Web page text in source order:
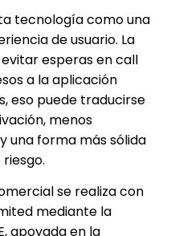
tecnología como una
de usuario. La
esperas en call
a la aplicación
eso puede traducirse
menos
una forma más sólida
se realiza con
mediante la
apoyada en la